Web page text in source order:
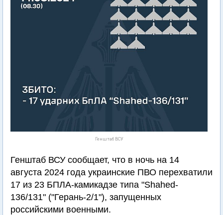
Генштаб ВСУ
Генштаб ВСУ сообщает, что в ночь на 14
августа 2024 года украинские ПВО перехватили
17 из 23 БПЛА-камикадзе типа "Shahed-
136/131" ("Герань-2/1"), запущенных
российскими военными.